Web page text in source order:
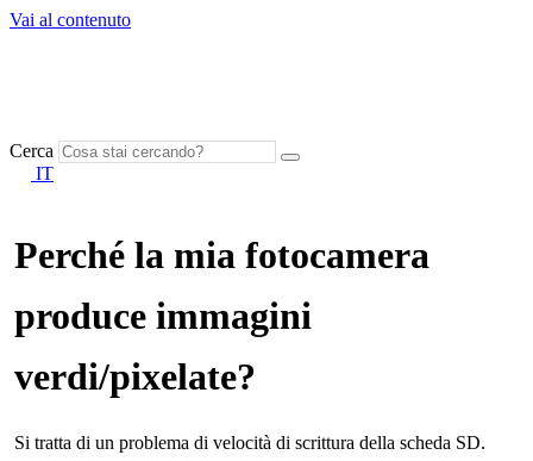
Vai al contenuto
Cerca
IT
Perché la mia fotocamera
produce immagini
verdi/pixelate?
Si tratta di un problema di velocità di scrittura della scheda SD.